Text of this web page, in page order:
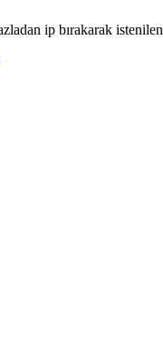
ip bırakarak